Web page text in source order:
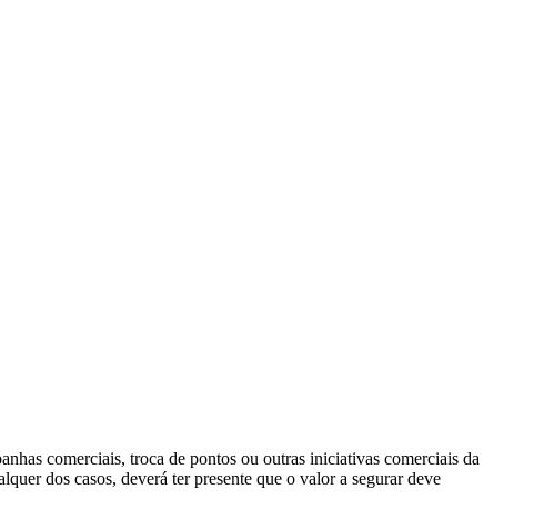
comerciais, troca de pontos ou outras iniciativas comerciais da
dos casos, deverá ter presente que o valor a segurar deve